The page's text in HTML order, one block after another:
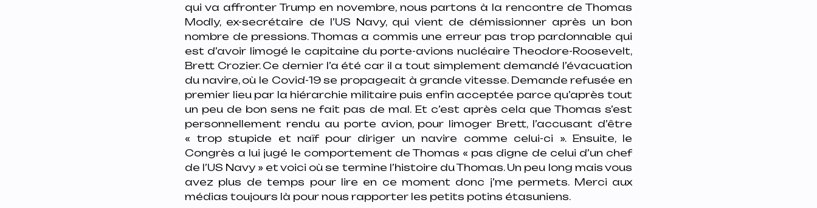
qui va affronter Trump en novembre, nous partons à la rencontre de Thomas
Modly, ex-secrétaire de l’US Navy, qui vient de démissionner après un bon
nombre de pressions. Thomas a commis une erreur pas trop pardonnable qui
est d’avoir limogé le capitaine du porte-avions nucléaireTheodore-Roosevelt,
Brett Crozier. Ce dernier l’a été car il a tout simplement demandé l’évacuation
du navire, où le Covid-19 se propageait à grande vitesse. Demande refusée en
premier lieu par la hiérarchie militaire puis enfin acceptée parce qu’après tout
un peu de bon sens ne fait pas de mal. Et c’est après cela que Thomas s’est
personnellement rendu au porte avion, pour limoger Brett, l’accusant d’être
« trop stupide et naïf pour diriger un navire comme celui-ci ». Ensuite, le
Congrès a lui jugé le comportement de Thomas « pas digne de celui d’un chef
de l’US Navy » et voici où se termine l’histoire du Thomas. Un peu long mais vous
avez plus de temps pour lire en ce moment donc j’me permets. Merci aux
médias toujours là pour nous rapporter les petits potins étasuniens.